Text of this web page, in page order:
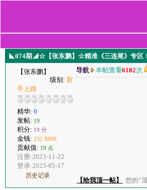
◣074期◢☆【张东鹏】☆精准《三连尾》专区！
【张东鹏】
级别: 新
手上路
精华: 0
发帖: 19
积分: 19 分
金钱: 232 RMB
贡献值: 19 点
注册:2023-11-22
登录:2025-05-17
历史记录
导航 本帖查看6182次
【给我顶一帖】 您的“